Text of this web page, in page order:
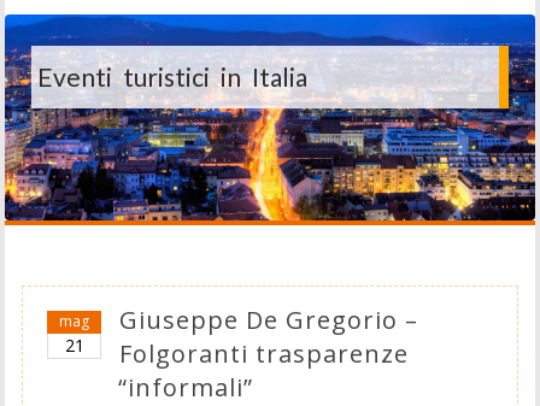
Eventi turistici in Italia
mag
21
Giuseppe De Gregorio –
Folgoranti trasparenze
“informali”